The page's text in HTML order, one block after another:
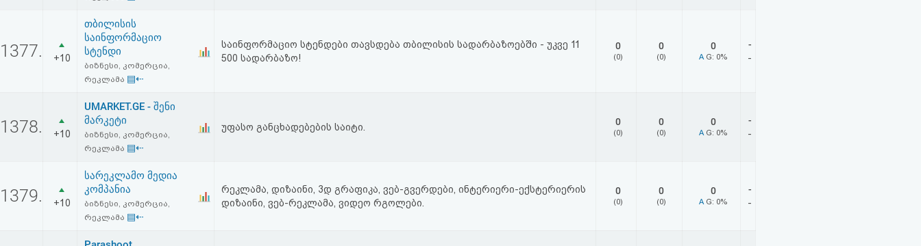
1377. +10
თბილისის
საინფორმაციო
სტენდი
ბიზნესი, კომერცია,
რეკლამა ▤⇠
საინფორმაციო სტენდები თავსდება თბილისის სადარბაზოებში - უკვე 11
500 სადარბაზო!
0
(0)
0
(0)
0
A G: 0%
-
-
1378. +10
UMARKET.GE - შენი
მარკეტი
ბიზნესი, კომერცია,
რეკლამა ▤⇠
უფასო განცხადებების საიტი. 0
(0)
0
(0)
0
A G: 0%
-
-
1379. +10
სარეკლამო მედია
კომპანია
ბიზნესი, კომერცია,
რეკლამა ▤⇠
რეკლამა, დიზაინი, 3დ გრაფიკა, ვებ-გვერდები, ინტერიერი-ექსტერიერის
დიზაინი, ვებ-რეკლამა, ვიდეო რგოლები.
0
(0)
0
(0)
0
A G: 0%
-
-